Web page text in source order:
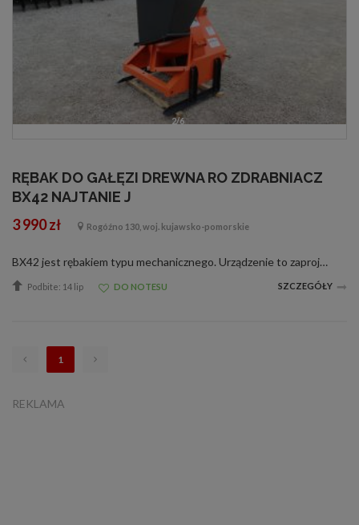
2/6
RĘBAK DO GAŁĘZI DREWNA RO ZDRABNIACZ
BX42 NAJTANIE J
3 990 zł Rogóźno 130, woj. kujawsko-pomorskie
BX42 jest rębakiem typu mechanicznego. Urządzenie to zaprojektowane jest z myślą wykorzystywania w pełni wyciętych drzew. Owa maszyna posiada boczny wrzut, co ułatwia pracę na drogach w parkach i nie tylko, nie stwarza jakiegokolwiek zagrożeni...
Podbite: 14 lip DO NOTESU SZCZEGÓŁY
1
REKLAMA